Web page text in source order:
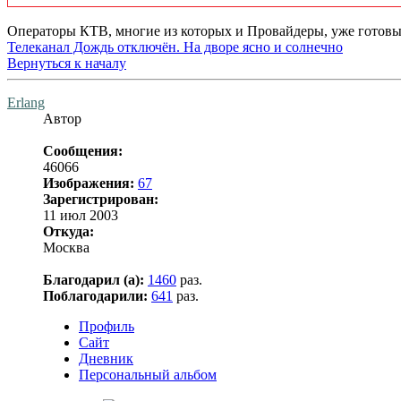
Операторы КТВ, многие из которых и Провайдеры, уже
Телеканал Дождь отключён. На дворе ясно и солнечно
Вернуться к началу
Erlang
Автор
Сообщения:
46066
Изображения: 67
Зарегистрирован:
11 июл 2003
Откуда:
Москва
Благодарил (а): 1460 раз.
Поблагодарили: 641 раз.
Профиль
Сайт
Дневник
Персональный альбом